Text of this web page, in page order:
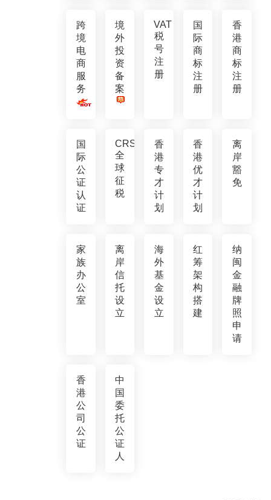
跨
境
电
商
服
务
境
外
投
资
备
案
VAT
税
号
注
册
国
际
商
标
注
册
香
港
商
标
注
册
国
际
公
证
认
证
CRS
全
球
征
税
香
港
专
才
计
划
香
港
优
才
计
划
离
岸
豁
免
家
族
办
公
室
离
岸
信
托
设
立
海
外
基
金
设
立
红
筹
架
构
搭
建
纳
闽
金
融
牌
照
申
请
香
港
公
司
公
证
中
国
委
托
公
证
人